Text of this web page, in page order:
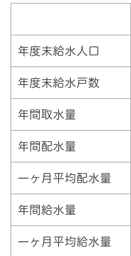
年度末給水人口
年度末給水戸数
年間取水量
年間配水量
一ヶ月平均配水量
年間給水量
一ヶ月平均給水量